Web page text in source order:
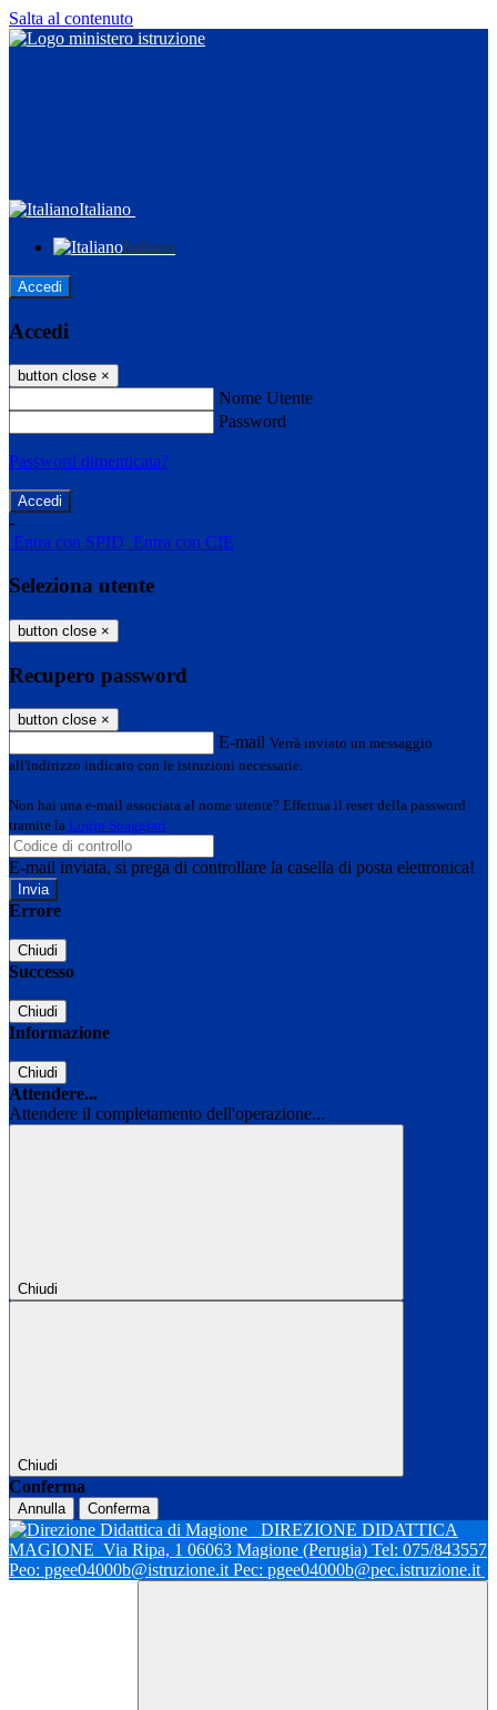
Salta al contenuto
Italiano
Italiano
Accedi
Accedi
button close ×
Nome Utente
Password
Password dimenticata?
-
Entra con SPID Entra con CIE
Seleziona utente
button close ×
Recupero password
button close ×
E-mail Verrà inviato un messaggio
all'indirizzo indicato con le istruzioni necessarie.
Non hai una e-mail associata al nome utente? Effettua il reset della password
tramite la Login Spaggiari
E-mail inviata, si prega di controllare la casella di posta elettronica!
Errore
Chiudi
Successo
Chiudi
Informazione
Chiudi
Attendere...
Attendere il completamento dell'operazione...
Chiudi
Chiudi
Conferma
Annulla Conferma
DIREZIONE DIDATTICA
MAGIONE Via Ripa, 1 06063 Magione (Perugia) Tel: 075/843557
Peo: pgee04000b@istruzione.it Pec: pgee04000b@pec.istruzione.it